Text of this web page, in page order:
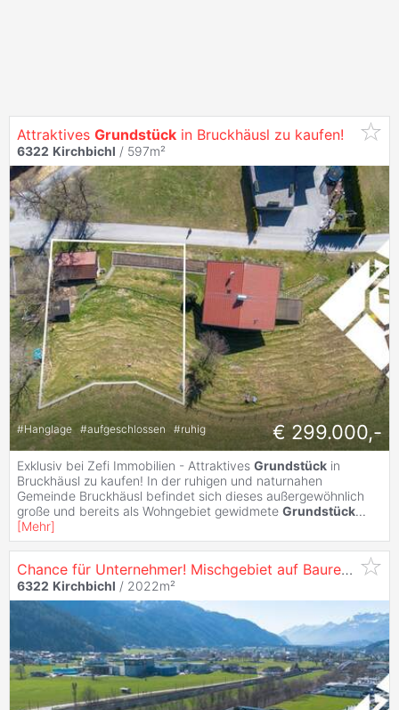
Attraktives Grundstück in Bruckhäusl zu kaufen!
6322 Kirchbichl / 597m²
#Hanglage #aufgeschlossen #ruhig € 299.000,-
Exklusiv bei Zefi Immobilien - Attraktives Grundstück in
Bruckhäusl zu kaufen! In der ruhigen und naturnahen
Gemeinde Bruckhäusl befindet sich dieses außergewöhnlich
große und bereits als Wohngebiet gewidmete Grundstück...
[Mehr]
Chance für Unternehmer! Mischgebiet auf Baurecht an der Lofererstraße
6322 Kirchbichl / 2022m²